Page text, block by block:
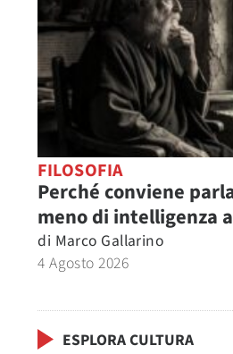
FILOSOFIA
Perché conviene
meno di intelligenza
di Marco Gallarino
4 Agosto 2026
ESPLORA CULTURA